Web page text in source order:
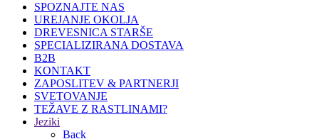
SPOZNAJTE NAS
UREJANJE OKOLJA
DREVESNICA STARŠE
SPECIALIZIRANA DOSTAVA
B2B
KONTAKT
ZAPOSLITEV & PARTNERJI
SVETOVANJE
TEŽAVE Z RASTLINAMI?
Jeziki
Back